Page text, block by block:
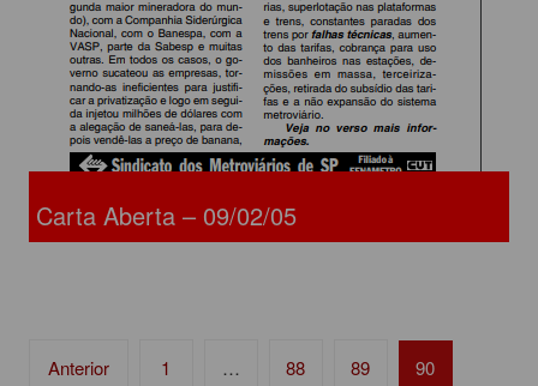
Carta Aberta – 09/02/05
Navegação
Anterior 1 … 88 89 90